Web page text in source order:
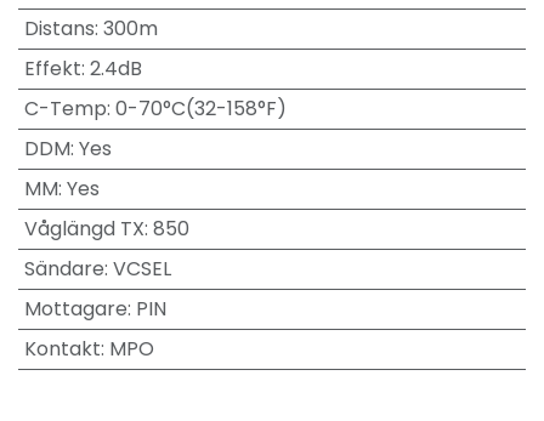
Distans: 300m
Effekt: 2.4dB
C-Temp: 0-70°C(32-158°F)
DDM: Yes
MM: Yes
Våglängd TX: 850
Sändare: VCSEL
Mottagare: PIN
Kontakt: MPO